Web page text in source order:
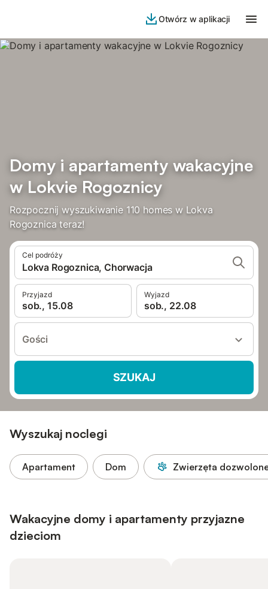
Otwórz w aplikacji
Domy i apartamenty wakacyjne
w Lokvie Rogoznicy
Rozpocznij wyszukiwanie 110 homes w Lokva
Rogoznica teraz!
Cel podróży
Lokva Rogoznica, Chorwacja
Przyjazd
sob., 15.08
Wyjazd
sob., 22.08
Gości
SZUKAJ
Wyszukaj noclegi
Apartament Dom Zwierzęta
Wakacyjne domy i apartamenty przyjazne
dzieciom